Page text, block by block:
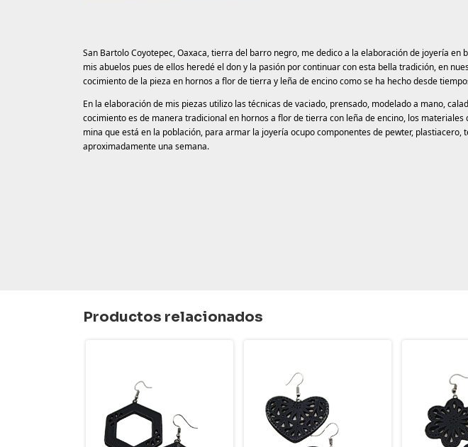
San Bartolo Coyotepec, Oaxaca, tierra del barro negro, me dedico a la elaboración de joyería
mis abuelos pues de ellos heredé el don y la pasión por continuar con esta bella tradición, en
cocimiento de la pieza en hornos a flor de tierra y leña de encino como se ha hecho desde
En la elaboración de mis piezas utilizo las técnicas de vaciado, prensado, modelado a mano,
cocimiento es de manera tradicional en hornos a flor de tierra con leña de encino, los
mina que está en la población, para armar la joyería ocupo componentes de pewter,
aproximadamente una semana.
Productos relacionados